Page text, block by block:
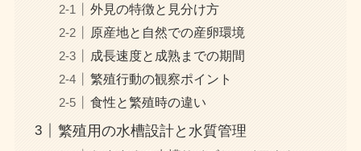
外見の特徴と見分け方
原産地と自然での産卵環境
成長速度と成熟までの期間
繁殖行動の観察ポイント
食性と繁殖時の違い
繁殖用の水槽設計と水質管理